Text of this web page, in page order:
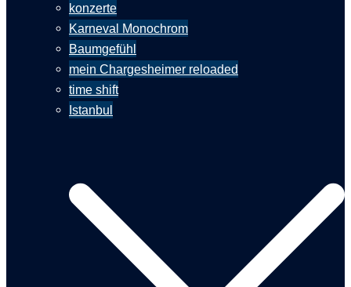
konzerte
Karneval Monochrom
Baumgefühl
mein Chargesheimer reloaded
time shift
Istanbul